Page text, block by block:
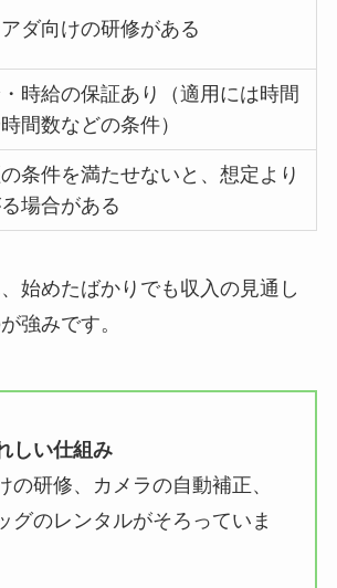
アダ向けの研修がある
時給の保証あり（適用には時間
間数などの条件）
条件を満たせないと、想定より
場合がある
始めたばかりでも収入の見通し
強みです。
しい仕組み
の研修、カメラの自動補正、
グのレンタルがそろっていま